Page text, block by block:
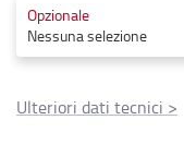
Opzionale
Nessuna selezione
Ulteriori dati tecnici >